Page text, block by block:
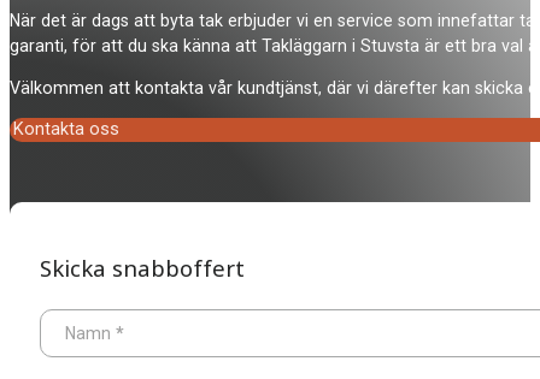
När det är dags att byta tak erbjuder vi en service som innefattar
garanti, för att du ska känna att Takläggarn i Stuvsta är ett bra
Välkommen att kontakta vår kundtjänst, där vi därefter kan
Kontakta oss
Skicka snabboffert
Namn *